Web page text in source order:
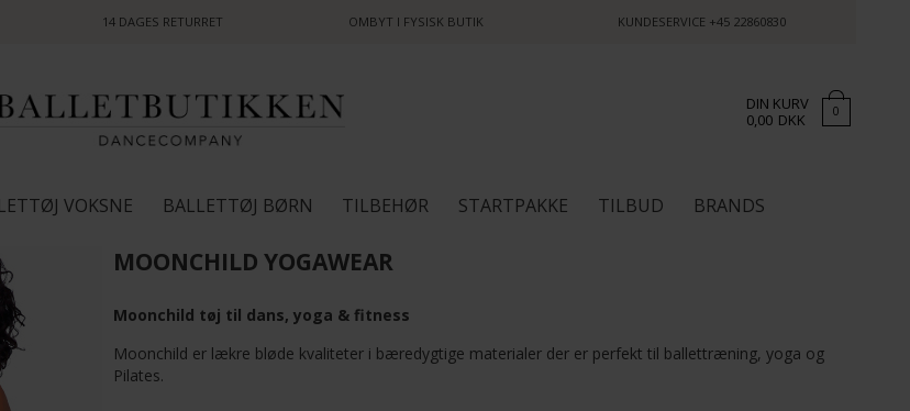
14 DAGES RETURRET OMBYT I FYSISK BUTIK KUNDESERVICE +45 22860830
DIN KURV
0,00 DKK 0
VOKSNE BALLETTØJ BØRN TILBEHØR STARTPAKKE TILBUD BRANDS
MOONCHILD YOGAWEAR
Moonchild tøj til dans, yoga & fitness
Moonchild er lækre bløde kvaliteter i bæredygtige materialer der er perfekt til ballettræning, yoga og
Pilates.